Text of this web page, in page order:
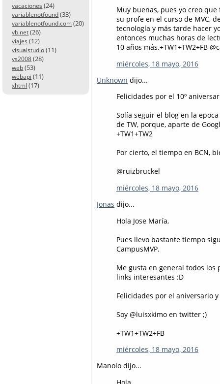
vacaciones (24)
variablenotfound (33)
variablenotfound.com (20)
vb.net (26)
viajes (12)
visualstudio (11)
vs2008 (28)
web (53)
webapi (11)
xhtml (17)
Muy buenas, pues yo creo
su profe en el curso de MVC,
tecnología y más tarde hacer
entonces muchas horas de
10 años más.+TW1+TW2+FB
miércoles, 18 mayo, 2016
Unknown dijo...
Felicidades por el 10º
Solía seguir el blog en la
de TW, porque, aparte de
+TW1+TW2
Por cierto, el tiempo en BCN,
@ruizbruckel
miércoles, 18 mayo, 2016
Jonas dijo...
Hola Jose María,
Pues llevo bastante tiempo
CampusMVP.
Me gusta en general todos
links interesantes :D
Felicidades por el aniversario
Soy @luisxkimo en twitter ;)
+TW1+TW2+FB
miércoles, 18 mayo, 2016
Manolo dijo...
Hola,